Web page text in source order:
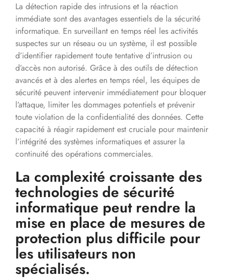
La détection rapide des intrusions et la réaction
immédiate sont des avantages essentiels de la sécurité
informatique. En surveillant en temps réel les activités
suspectes sur un réseau ou un système, il est possible
d’identifier rapidement toute tentative d’intrusion ou
d’accès non autorisé. Grâce à des outils de détection
avancés et à des alertes en temps réel, les équipes de
sécurité peuvent intervenir immédiatement pour bloquer
l’attaque, limiter les dommages potentiels et prévenir
toute violation de la confidentialité des données. Cette
capacité à réagir rapidement est cruciale pour maintenir
l’intégrité des systèmes informatiques et assurer la
continuité des opérations commerciales.
La complexité croissante des
technologies de sécurité
informatique peut rendre la
mise en place de mesures de
protection plus difficile pour
les utilisateurs non
spécialisés.